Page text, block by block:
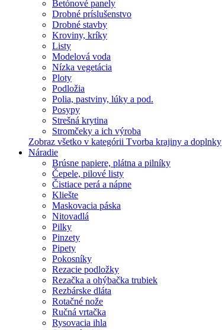
Betónové panely
Drobné príslušenstvo
Drobné stavby
Kroviny, kríky
Listy
Modelová voda
Nízka vegetácia
Ploty
Podložia
Polia, pastviny, lúky a pod.
Posypy
Strešná krytina
Stromčeky a ich výroba
Zobraz všetko v kategórii Tvorba krajiny a doplnky
Náradie
Brúsne papiere, plátna a pilníky
Čepele, pilové listy
Čistiace perá a nápne
Kliešte
Maskovacia páska
Nitovadlá
Pilky
Pinzety
Pipety
Pokosníky
Rezacie podložky
Rezačka a ohýbačka trubiek
Rezbárske dláta
Rotačné nože
Ručná vrtačka
Rysovacia ihla